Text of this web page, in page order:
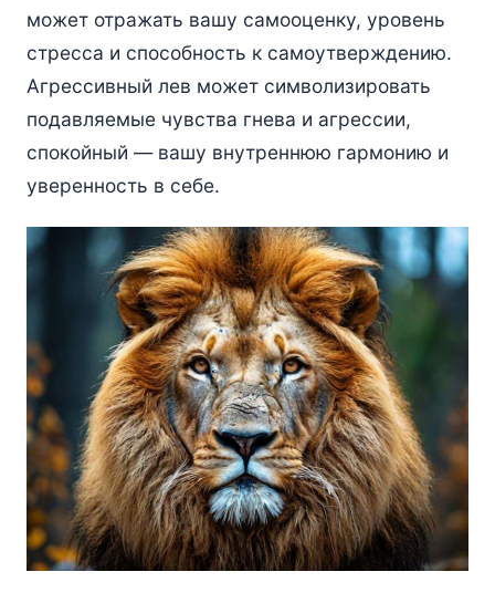
может отражать вашу самооценку, уровень
стресса и способность к самоутверждению.
Агрессивный лев может символизировать
подавляемые чувства гнева и агрессии,
спокойный — вашу внутреннюю гармонию и
уверенность в себе.